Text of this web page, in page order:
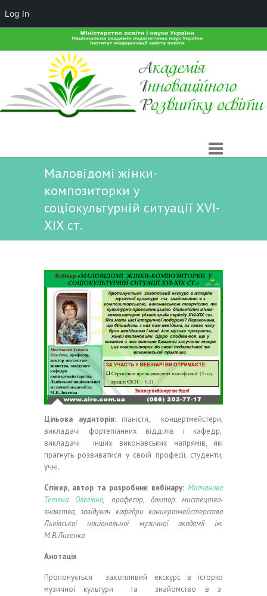
Маловідомі жінки-
композиторки у
соціокультурній ситуації XVI-
XІX ст.
Цільова аудиторія:піаністи, концертмейстери,
викладачі фортепіанних відділів і кафедр,
викладачі інших виконавських напрямів, які
прагнуть розвиватися у своїй професії, студенти,
учні.
Спікер, автор та розробник вебінару: Молчанова
Тетяна Олегівна, професор, доктор мистецтво-
знавства, завідувач кафедри концертмейстерства
Львівської національної музичної академії ім.
М.В.Лисенка
Анотація
Пропонується захопливий екскурс в історію
музичної культури та знайомство в з
Log In